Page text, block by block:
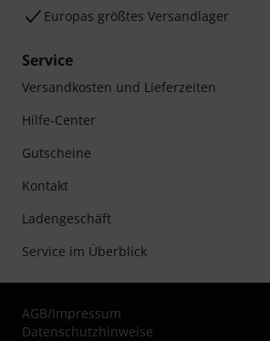
Europas größtes Versandlager
Service
Versandkosten und Lieferzeiten
Hilfe-Center
Gutscheine
Kontakt
Ladengeschäft
Service im Überblick
AGB/Impressum
Datenschutzhinweise